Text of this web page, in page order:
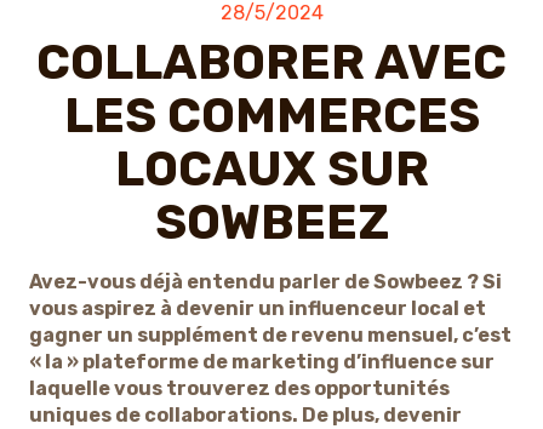
28/5/2024
COLLABORER AVEC
LES COMMERCES
LOCAUX SUR
SOWBEEZ
Avez-vous déjà entendu parler de Sowbeez ? Si
vous aspirez à devenir un influenceur local et
gagner un supplément de revenu mensuel, c’est
« la » plateforme de marketing d’influence sur
laquelle vous trouverez des opportunités
uniques de collaborations. De plus, devenir